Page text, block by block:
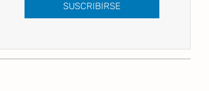
SUSCRIBIRSE